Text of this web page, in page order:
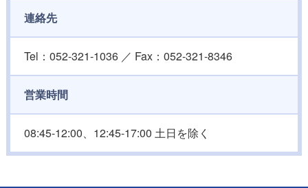
連絡先
Tel：052-321-1036 ／ Fax：052-321-8346
営業時間
08:45-12:00、12:45-17:00 土日を除く